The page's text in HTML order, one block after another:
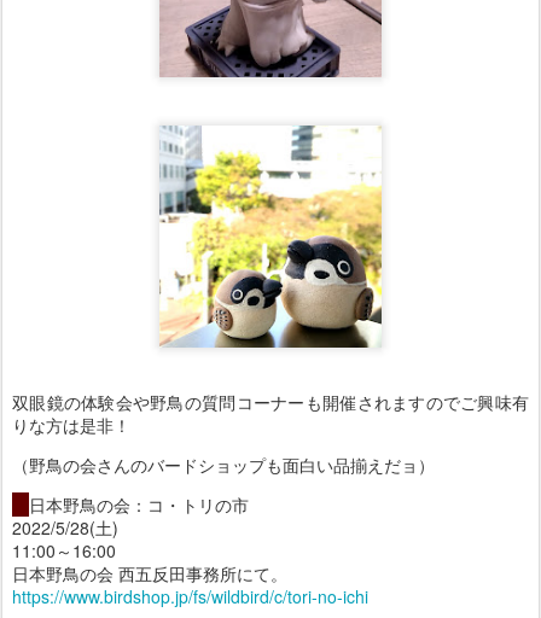
双眼鏡の体験会や野鳥の質問コーナーも開催されますのでご興味有
りな方は是非！
（野鳥の会さんのバードショップも面白い品揃えだョ）
日本野鳥の会：コ・トリの市
2022/5/28(土)
11:00～16:00
日本野鳥の会 西五反田事務所にて。
https://www.birdshop.jp/fs/wildbird/c/tori-no-ichi